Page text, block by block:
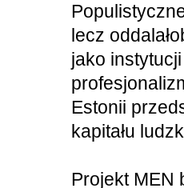
lecz
jako
Estonii
kapitału
Projekt MEN